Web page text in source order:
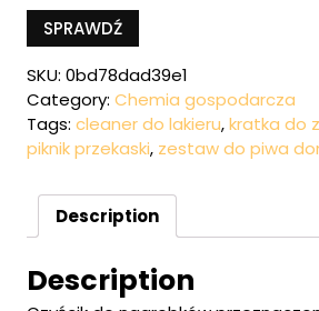
SPRAWDŹ
SKU: 0bd78dad39e1
Category: Chemia gospodarcza
Tags: cleaner do lakieru,kratka do
piknik przekaski, zestaw do piwa
Description
Description